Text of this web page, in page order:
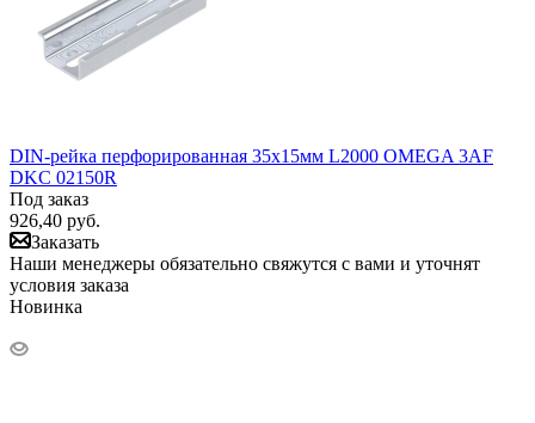
DIN-рейка перфорированная 35х15мм L2000 OMEGA 3AF
DKC 02150R
Под заказ
926,40 руб.
Заказать
Наши менеджеры обязательно свяжутся с вами и уточнят
условия заказа
Новинка